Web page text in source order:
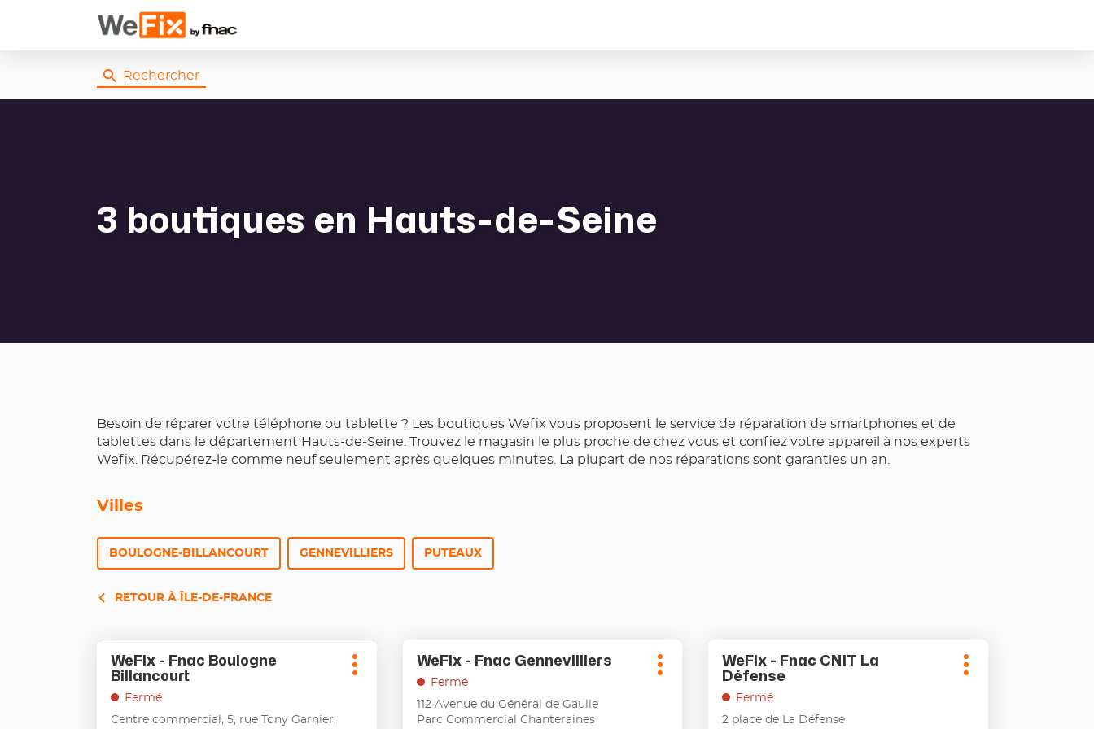
Rechercher
3 boutiques en Hauts-de-Seine
Besoin de réparer votre téléphone ou tablette ? Les boutiques Wefix vous proposent le service de réparation de smartphones et de
tablettes dans le département Hauts-de-Seine. Trouvez le magasin le plus proche de chez vous et confiez votre appareil à nos experts
Wefix. Récupérez-le comme neuf seulement après quelques minutes. La plupart de nos réparations sont garanties un an.
Villes
BOULOGNE-BILLANCOURT GENNEVILLIERS PUTEAUX
RETOUR À ÎLE-DE-FRANCE
sur
touche
pour
Point
de
vente
:
WeFix - Fnac Boulogne
Billancourt
Fermé
Centre commercial, 5, rue Tony Garnier,
Plus
sur
ENTRÉE
pour
Point
de
vente
:
WeFix - Fnac Gennevilliers
Fermé
112 Avenue du Général de Gaulle
Parc Commercial Chanteraines
Plus
sur
touche
pour
Point
de
vente
:
WeFix - Fnac CNIT La
Défense
Fermé
2 place de La Défense
Plus